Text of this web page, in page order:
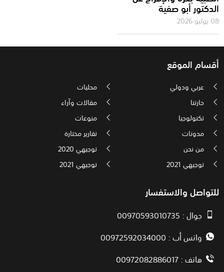
الدكتور أبو صفية
08 يوليو 2026
أقسام الموقع
عربي ودولي
محليات
حارتنا
مقالات وآراء
تكنولوجيا
منوعات
مدونات
تقارير مختارة
من نحن
توجيهي 2020
توجيهي 2021
توجيهي 2021
للتواصل والاستفسار
جوال : 00970593010735
واتس أب : 00972592034000
هاتف : 00972082886017